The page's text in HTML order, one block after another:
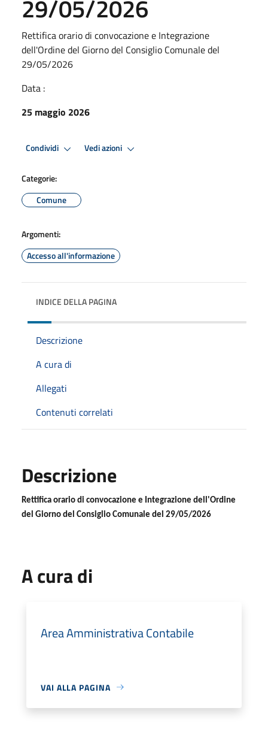
29/05/2026
Rettifica orario di convocazione e Integrazione
dell'Ordine del Giorno del Consiglio Comunale del
29/05/2026
Data :
25 maggio 2026
Condividi Vedi azioni
Categorie:
Comune
Argomenti:
Accesso all'informazione
INDICE DELLA PAGINA
Descrizione
A cura di
Allegati
Contenuti correlati
Descrizione
Rettifica orario di convocazione e Integrazione dell'Ordine
del Giorno del Consiglio Comunale del 29/05/2026
A cura di
Area Amministrativa Contabile
VAI ALLA PAGINA